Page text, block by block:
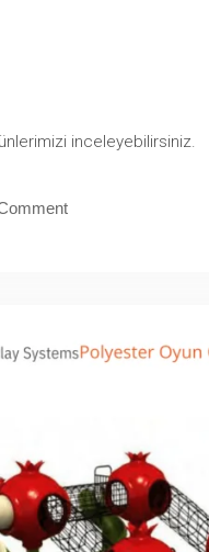
inceleyebilirsiniz.